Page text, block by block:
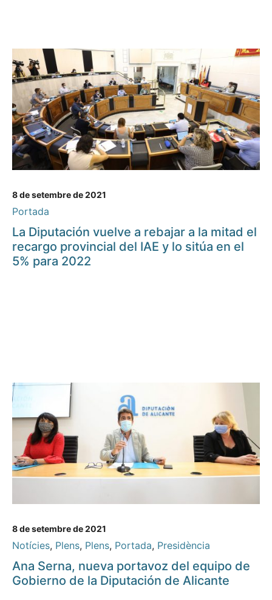
8 de setembre de 2021
Portada
La Diputación vuelve a rebajar a la mitad el
recargo provincial del IAE y lo sitúa en el
5% para 2022
8 de setembre de 2021
Notícies, Plens, Plens, Portada, Presidència
Ana Serna, nueva portavoz del equipo de
Gobierno de la Diputación de Alicante